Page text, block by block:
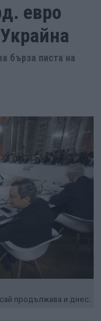
евро
бърза писта на
продължава и днес.